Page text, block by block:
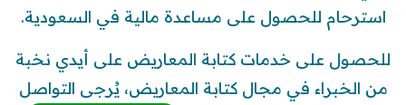
استرحام للحصول على مساعدة مالية في السعودية.
للحصول على خدمات كتابة المعاريض على أيدي نخبة
من الخبراء في مجال كتابة المعاريض، يُرجى التواصل